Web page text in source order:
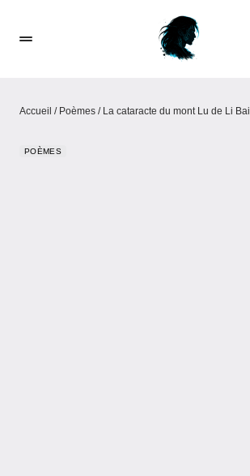
Accueil / Poèmes / La cataracte du mont Lu de Li Bai
POÈMES